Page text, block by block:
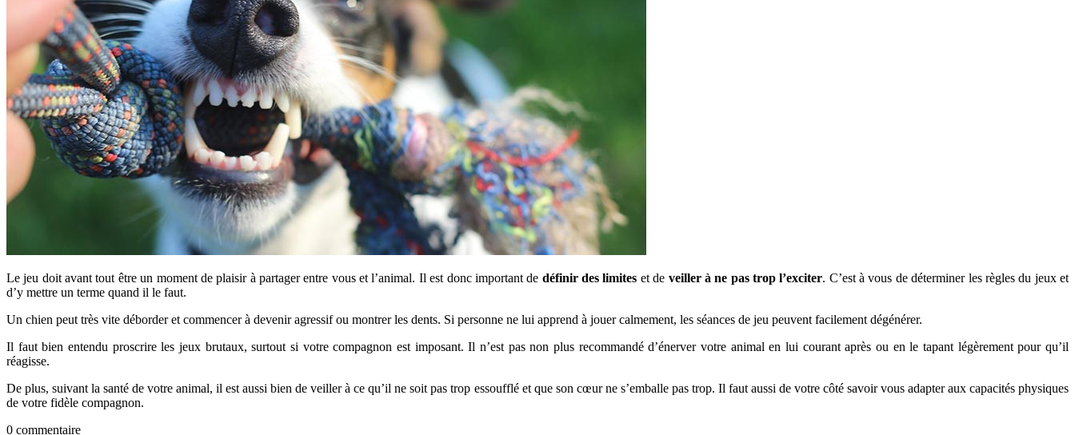
Le jeu doit avant tout être un moment de plaisir à partager entre vous et l’animal. Il est donc important de définir des limites et de veiller à ne pas trop l’exciter. C’est à vous de déterminer les règles du jeux et
d’y mettre un terme quand il le faut.
Un chien peut très vite déborder et commencer à devenir agressif ou montrer les dents. Si personne ne lui apprend à jouer calmement, les séances de jeu peuvent facilement dégénérer.
Il faut bien entendu proscrire les jeux brutaux, surtout si votre compagnon est imposant. Il n’est pas non plus recommandé d’énerver votre animal en lui courant après ou en le tapant légèrement pour qu’il
réagisse.
De plus, suivant la santé de votre animal, il est aussi bien de veiller à ce qu’il ne soit pas trop essoufflé et que son cœur ne s’emballe pas trop. Il faut aussi de votre côté savoir vous adapter aux capacités physiques
de votre fidèle compagnon.
0 commentaire